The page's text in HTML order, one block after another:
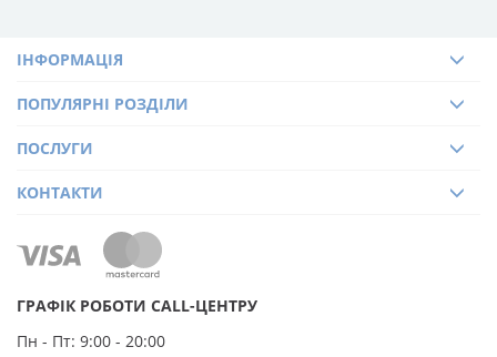
ІНФОРМАЦІЯ
ПОПУЛЯРНІ РОЗДІЛИ
ПОСЛУГИ
ГРАФІК РОБОТИ CALL-ЦЕНТРУ
Пн - Пт: 9:00 - 20:00
КОНТАКТИ